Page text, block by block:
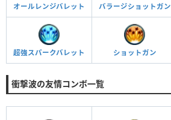
オールレンジバレット バラージショットガン
超強スパークバレット ショットガン
衝撃波の友情コンボ一覧